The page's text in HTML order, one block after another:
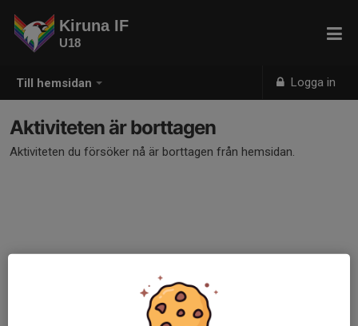
Till hemsidan Logga in
Kiruna IF
U18
Aktiviteten är borttagen
Aktiviteten du försöker nå är borttagen från hemsidan.